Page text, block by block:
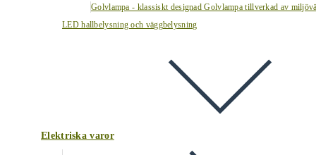
Golvlampa - klassiskt designad Golvlampa tillverkad av
LED hallbelysning och väggbelysning
Elektriska varor